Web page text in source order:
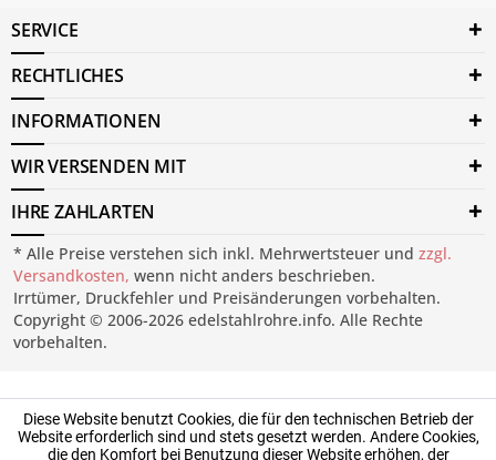
SERVICE
RECHTLICHES
INFORMATIONEN
WIR VERSENDEN MIT
IHRE ZAHLARTEN
* Alle Preise verstehen sich inkl. Mehrwertsteuer und zzgl.
Versandkosten, wenn nicht anders beschrieben.
Irrtümer, Druckfehler und Preisänderungen vorbehalten.
Copyright © 2006-2026 edelstahlrohre.info. Alle Rechte
vorbehalten.
Diese Website benutzt Cookies, die für den technischen Betrieb der
Website erforderlich sind und stets gesetzt werden. Andere Cookies,
die den Komfort bei Benutzung dieser Website erhöhen, der